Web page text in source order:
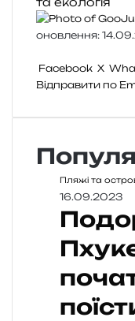
оновлення:
Facebook X
Відправити по
Пляжі та
16.09.2023